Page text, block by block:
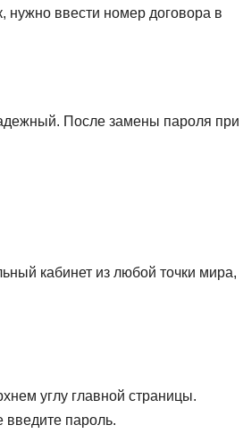
нужно ввести номер договора в
После замены пароля при
кабинет из любой точки мира,
углу главной страницы.
пароль.